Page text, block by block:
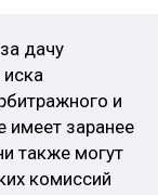
дачу
и
имеет заранее
также могут
комиссий